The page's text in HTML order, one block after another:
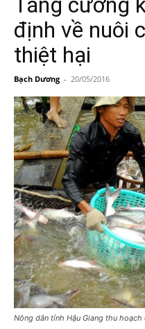
định về nuôi
thiệt hại
Bạch Dương - 20/05/2016
Nông dân tỉnh Hậu Giang thu hoạch